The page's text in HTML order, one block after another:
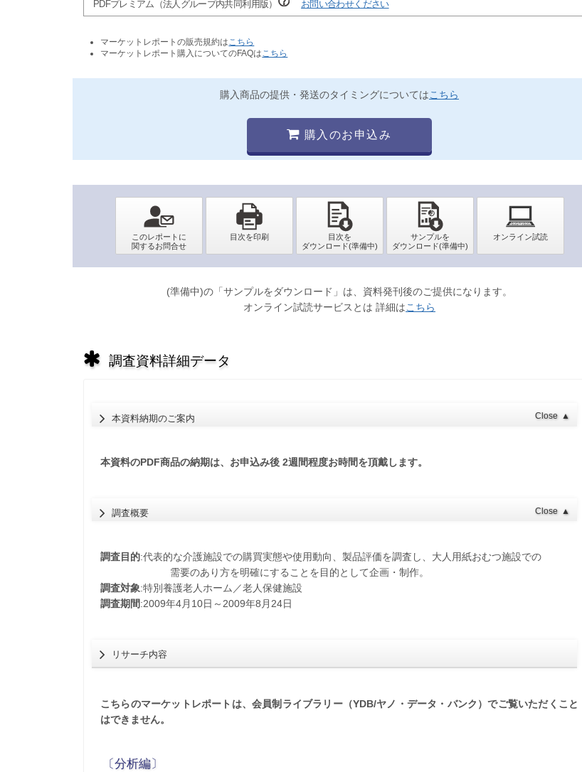
PDFプレミアム（法人グループ内共同利用版） お問い合わせください
マーケットレポートの販売規約は こちら
マーケットレポート購入についてのFAQは こちら
購入商品の提供・発送のタイミングについてはこちら
購入のお申込み
(準備中)の「サンプルをダウンロード」は、資料発刊後のご提供になります。
オンライン試読サービスとは 詳細はこちら
調査資料詳細データ
本資料納期のご案内 Close ▲
本資料のPDF商品の納期は、お申込み後 2週間程度お時間を頂戴します。
調査概要 Close ▲
調査目的:代表的な介護施設での購買実態や使用動向、製品評価を調査し、大人用紙おむつ施設での
需要のあり方を明確にすることを目的として企画・制作。
調査対象:特別養護老人ホーム／老人保健施設
調査期間:2009年4月10日～2009年8月24日
リサーチ内容
こちらのマーケットレポートは、会員制ライブラリー（YDB/ヤノ・データ・バンク）でご覧いただくこと
はできません。
〔分析編〕